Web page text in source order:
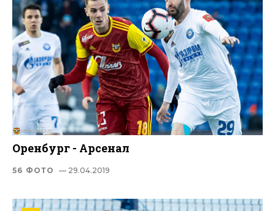
Оренбург - Арсенал
56 ФОТО — 29.04.2019